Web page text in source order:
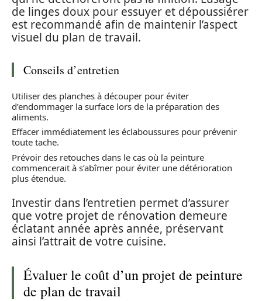
de linges doux pour essuyer et dépoussiérer
est recommandé afin de maintenir l’aspect
visuel du plan de travail.
Conseils d’entretien
Utiliser des planches à découper pour éviter
d’endommager la surface lors de la préparation des
aliments.
Effacer immédiatement les éclaboussures pour prévenir
toute tache.
Prévoir des retouches dans le cas où la peinture
commencerait à s’abîmer pour éviter une détérioration
plus étendue.
Investir dans l’entretien permet d’assurer
que votre projet de rénovation demeure
éclatant année après année, préservant
ainsi l’attrait de votre cuisine.
Évaluer le coût d’un projet de peinture
de plan de travail